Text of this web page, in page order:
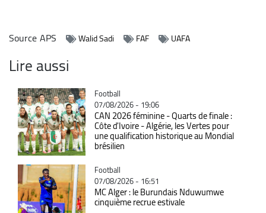
SourceAPS Walid Sadi FAF UAFA
Lire aussi
Catégorie
Football
07/08/2026 - 19:06
CAN 2026 féminine - Quarts de finale :
Côte d'Ivoire - Algérie, les Vertes pour
une qualification historique au Mondial
brésilien
Catégorie
Football
07/08/2026 - 16:51
MC Alger : le Burundais Nduwumwe
cinquième recrue estivale